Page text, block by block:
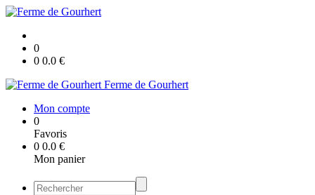
0
0 0.0 €
Ferme de Gourhert
Mon compte
0
Favoris
0 0.0 €
Mon panier